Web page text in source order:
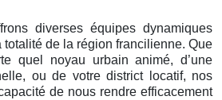
diverses équipes dynamiques
totalité de la région francilienne. Que
quel noyau urbain animé, d’une
ou de votre district locatif, nos
de nous rendre efficacement